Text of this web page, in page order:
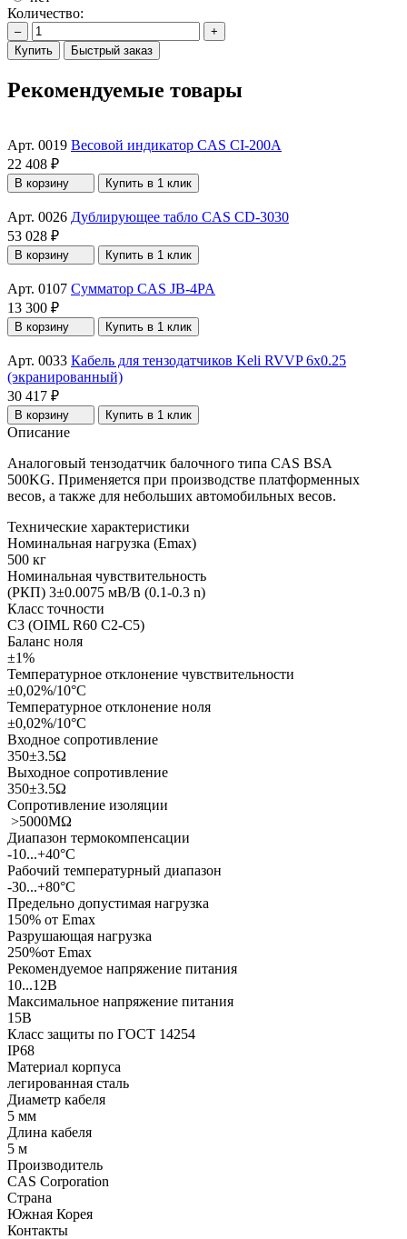
Количество:
–
+
Купить
Быстрый заказ
Рекомендуемые товары
Арт. 0019 Весовой индикатор CAS CI-200A
22 408 ₽
В корзину Купить в 1 клик
Арт. 0026 Дублирующее табло CAS CD-3030
53 028 ₽
В корзину Купить в 1 клик
Арт. 0107 Сумматор CAS JB-4PA
13 300 ₽
В корзину Купить в 1 клик
Арт. 0033 Кабель для тензодатчиков Keli RVVP 6x0.25
(экранированный)
30 417 ₽
В корзину Купить в 1 клик
Описание
Аналоговый тензодатчик балочного типа CAS BSA
500KG. Применяется при производстве платформенных
весов, а также для небольших автомобильных весов.
Технические характеристики
Номинальная нагрузка (Еmax)
500 кг
Номинальная чувствительность
(РКП) 3±0.0075 мВ/В (0.1-0.3 n)
Класс точности
С3 (OIML R60 C2-C5)
Баланс ноля
±1%
Температурное отклонение чувствительности
±0,02%/10°С
Температурное отклонение ноля
±0,02%/10°С
Входное сопротивление
350±3.5Ω
Выходное сопротивление
350±3.5Ω
Сопротивление изоляции
>5000MΩ
Диапазон термокомпенсации
-10...+40°С
Рабочий температурный диапазон
-30...+80°С
Предельно допустимая нагрузка
150% от Еmax
Разрушающая нагрузка
250%от Еmax
Рекомендуемое напряжение питания
10...12В
Максимальное напряжение питания
15В
Класс защиты по ГОСТ 14254
IP68
Материал корпуса
легированная сталь
Диаметр кабеля
5 мм
Длина кабеля
5 м
Производитель
CAS Corporation
Страна
Южная Корея
Контакты